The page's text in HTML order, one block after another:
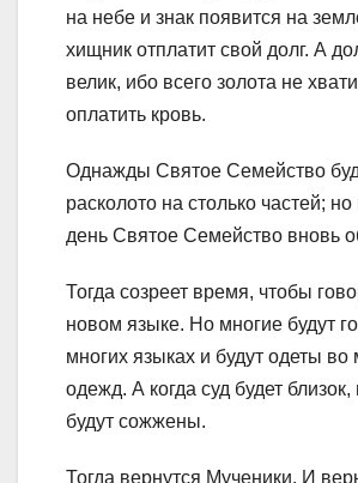
на небе и знак появится на
хищник отплатит свой долг. А
велик, ибо всего золота не
оплатить кровь.
Однажды Святое Семейство
расколото на столько частей; но
день Святое Семейство вновь
Тогда созреет время, чтобы
новом языке. Но многие будут
многих языках и будут одеты во
одежд. А когда суд будет
будут сожжены.
Тогда вернутся Мученики. И